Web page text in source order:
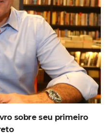
sobre seu primeiro